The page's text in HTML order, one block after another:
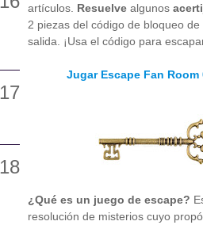
artículos. Resuelve algunos
2 piezas del código de bloqueo
salida. ¡Usa el código para
Jugar Escape Fan Room
¿Qué es un juego de escape?
resolución de misterios cuyo